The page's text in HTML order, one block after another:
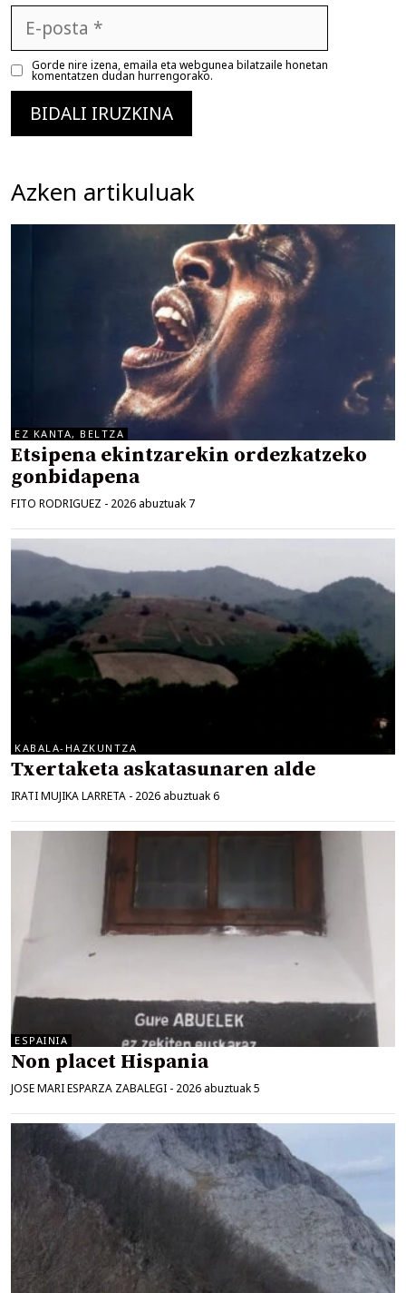
posta
Gorde nire izena, emaila eta webgunea bilatzaile honetan
komentatzen dudan hurrengorako.
Azken artikuluak
EZ KANTA, BELTZA
Etsipena ekintzarekin ordezkatzeko
gonbidapena
FITO RODRIGUEZ - 2026 abuztuak 7
KABALA-HAZKUNTZA
Txertaketa askatasunaren alde
IRATI MUJIKA LARRETA - 2026 abuztuak 6
ESPAINIA
Non placet Hispania
JOSE MARI ESPARZA ZABALEGI - 2026 abuztuak 5